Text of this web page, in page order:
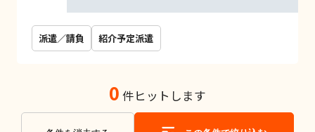
派遣／請負 紹介予定派遣
0 件ヒットします